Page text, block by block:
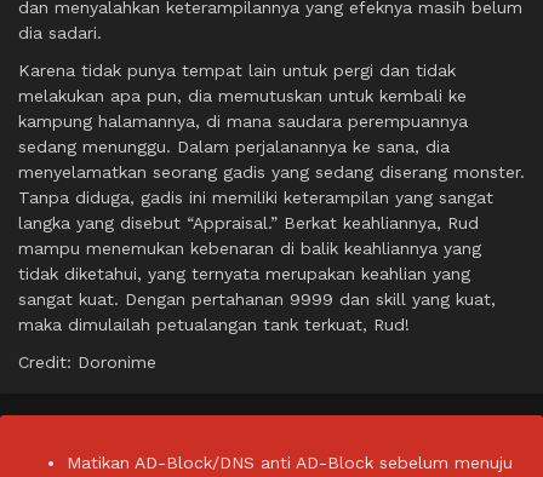
dan menyalahkan keterampilannya yang efeknya masih belum
dia sadari.
Karena tidak punya tempat lain untuk pergi dan tidak
melakukan apa pun, dia memutuskan untuk kembali ke
kampung halamannya, di mana saudara perempuannya
sedang menunggu. Dalam perjalanannya ke sana, dia
menyelamatkan seorang gadis yang sedang diserang monster.
Tanpa diduga, gadis ini memiliki keterampilan yang sangat
langka yang disebut “Appraisal.” Berkat keahliannya, Rud
mampu menemukan kebenaran di balik keahliannya yang
tidak diketahui, yang ternyata merupakan keahlian yang
sangat kuat. Dengan pertahanan 9999 dan skill yang kuat,
maka dimulailah petualangan tank terkuat, Rud!
Credit: Doronime
Matikan AD-Block/DNS anti AD-Block sebelum menuju